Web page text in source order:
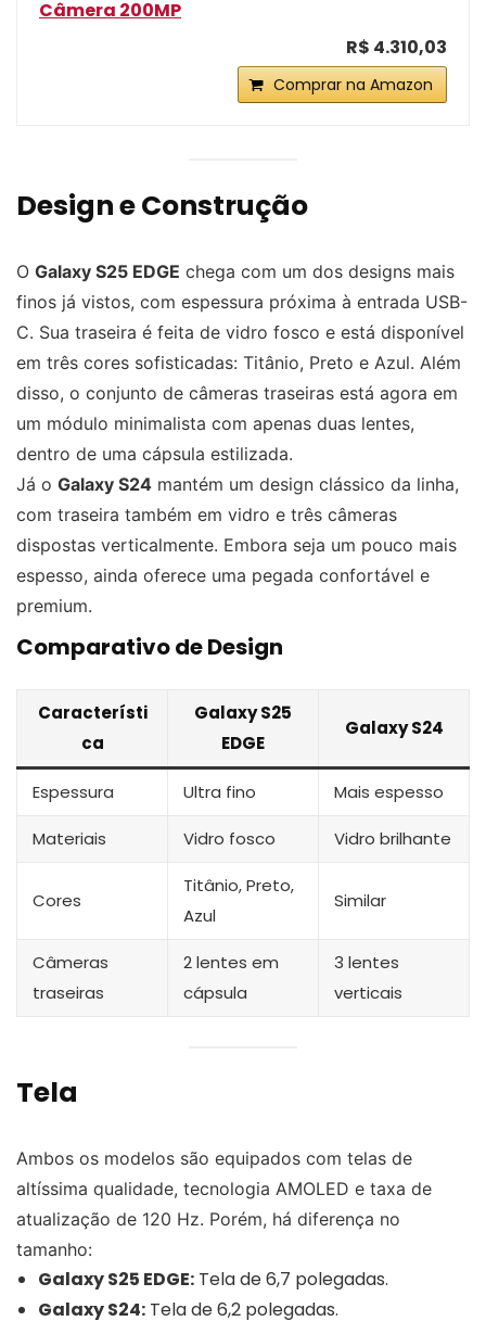
Câmera 200MP
R$ 4.310,03
Comprar na Amazon
Design e Construção
O Galaxy S25 EDGE chega com um dos designs mais
finos já vistos, com espessura próxima à entrada USB-
C. Sua traseira é feita de vidro fosco e está disponível
em três cores sofisticadas: Titânio, Preto e Azul. Além
disso, o conjunto de câmeras traseiras está agora em
um módulo minimalista com apenas duas lentes,
dentro de uma cápsula estilizada.
Já o Galaxy S24 mantém um design clássico da linha,
com traseira também em vidro e três câmeras
dispostas verticalmente. Embora seja um pouco mais
espesso, ainda oferece uma pegada confortável e
premium.
Comparativo de Design
Característi
ca
Galaxy S25
EDGE
Galaxy S24
Espessura Ultra fino Mais espesso
Materiais Vidro fosco Vidro brilhante
Cores
Titânio, Preto,
Azul
Similar
Câmeras
traseiras
2 lentes em
cápsula
3 lentes
verticais
Tela
Ambos os modelos são equipados com telas de
altíssima qualidade, tecnologia AMOLED e taxa de
atualização de 120 Hz. Porém, há diferença no
tamanho:
Galaxy S25 EDGE: Tela de 6,7 polegadas.
Galaxy S24: Tela de 6,2 polegadas.